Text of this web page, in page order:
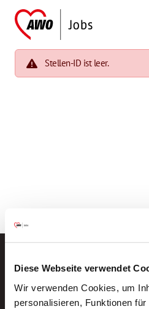
Diese Webseite verwendet
Wir verwenden Cookies, um
personalisieren, Funktionen
Stellen-ID ist leer.
Neue Stellen